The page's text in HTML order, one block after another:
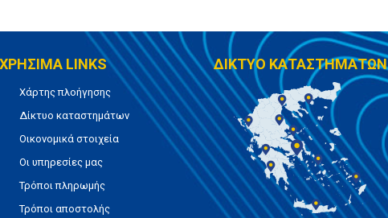
ΧΡΗΣΙΜΑ LINKS
Χάρτης πλοήγησης
Δίκτυο καταστημάτων
Οικονομικά στοιχεία
Οι υπηρεσίες μας
Τρόποι πληρωμής
Τρόποι αποστολής
ΔΙΚΤΥΟ ΚΑΤΑΣΤΗΜΑΤΩΝ